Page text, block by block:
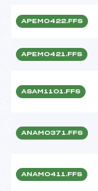
APEM0422.FFS
APEM0421.FFS
ASAM1101.FFS
ANAM0371.FFS
ANAM0411.FFS